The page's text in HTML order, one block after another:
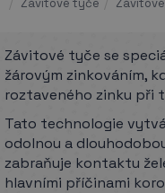
Závitové tyče
Závitové tyče se
žárovým zinkováním,
roztaveného zinku při
Tato technologie
odolnou a
zabraňuje kontaktu
hlavními příčinami